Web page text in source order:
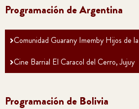
Programación de Argentina
Comunidad Guarany Imemby Hijos de
Cine Barrial El Caracol del Cerro, Jujuy
Programación de Bolivia